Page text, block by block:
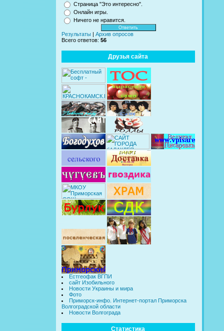
Страница "Это интересно".
Онлайн игры.
Ничего не нравится.
Результаты
Архив опросов
Всего ответов: 56
Друзья сайта
Естгеофак ВГПИ
сайт Изобильного
Новости Украины и мира
Фото
Приморск-инфо. Интернет-портал Приморска
Волгоградской области
Новости Волгограда
Статистика